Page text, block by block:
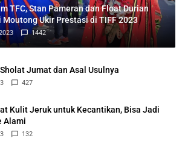
TFC, Stan Pameran dan Float Durian
Moutong Ukir Prestasi di TIFF 2023
1442
Jumat dan Asal Usulnya
427
Kulit Jeruk untuk Kecantikan, Bisa Jadi
Alami
132